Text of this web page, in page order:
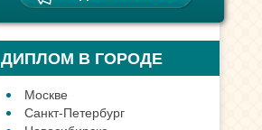
ДИПЛОМ В ГОРОДЕ
Москве
Санкт-Петербург